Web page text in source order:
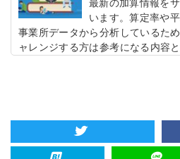
最新の加算情報を
います。算定率や
事業所データから分析しているた
ャレンジする方は参考になる内容